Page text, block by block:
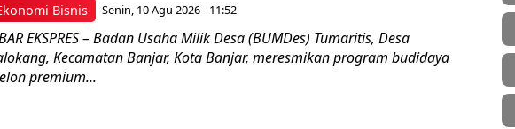
Bisnis Senin, 10 Agu 2026 - 11:52
EKSPRES – Badan Usaha Milik Desa (BUMDes) Tumaritis, Desa
Kecamatan Banjar, Kota Banjar, meresmikan program budidaya
premium...